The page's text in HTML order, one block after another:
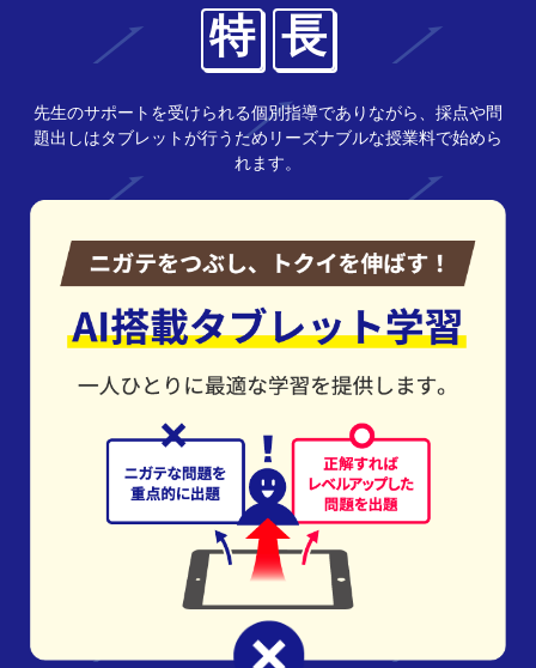
特 長
先生のサポートを受けられる個別指導でありながら、採点や問
題出しはタブレットが行うためリーズナブルな授業料で始めら
れます。